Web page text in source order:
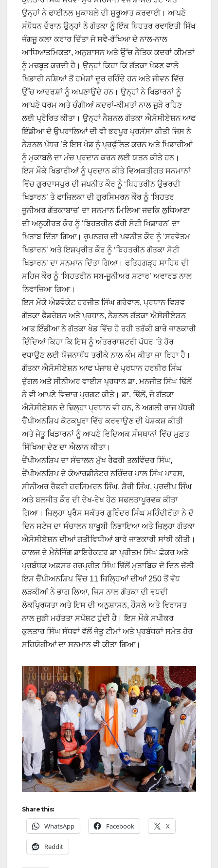
ਉਨ੍ਹਾਂ ਨੇ ਫਾਈਨਲ ਮੁਕਾਬਲੇ ਦੀ ਸ਼ੁਰੂਆਤ ਕਰਵਾਈ। ਆਪਣੇ
ਸੰਬੋਧਨ ਦੌਰਾਨ ਉਨ੍ਹਾਂ ਨੇ ਗੱਤਕਾ ਨੂੰ ਇੱਕ ਬਿਹਤਰ ਰਵਾਇਤੀ ਸਿੱਖ
ਜੰਗਜੂ ਕਲਾ ਕਰਾਰ ਦਿੱਤਾ ਜੋ ਸਵੈ-ਰੱਖਿਆ ਦੇ ਨਾਲ-ਨਾਲ
ਆਧਿਆਤਮਿਕਤਾ, ਅਨੁਸ਼ਾਸਨ ਅਤੇ ਉੱਚ ਨੈਤਿਕ ਕਦਰਾਂ ਕੀਮਤਾਂ
ਨੂੰ ਮਜ਼ਬੂਤ ਕਰਦੀ ਹੈ। ਉਨ੍ਹਾਂ ਕਿਹਾ ਕਿ ਗੱਤਕਾ ਖੇਡਣ ਵਾਲੇ
ਖਿਡਾਰੀ ਨਸ਼ਿਆਂ ਤੋਂ ਹਮੇਸ਼ਾਂ ਦੂਰ ਰਹਿੰਦੇ ਹਨ ਅਤੇ ਜੀਵਨ ਵਿੱਚ
ਉੱਚ ਆਦਰਸ਼ਾਂ ਨੂੰ ਅਪਣਾਉਂਦੇ ਹਨ। ਉਨ੍ਹਾਂ ਨੇ ਖਿਡਾਰਨਾਂ ਨੂੰ
ਆਪਣੇ ਧਰਮ ਅਤੇ ਚੰਗੀਆਂ ਕਦਰਾਂ-ਕੀਮਤਾਂ ਨਾਲ ਜੁੜੇ ਰਹਿਣ
ਲਈ ਪ੍ਰੇਰਿਤ ਕੀਤਾ। ਉਨ੍ਹਾਂ ਨੈਸ਼ਨਲ ਗੱਤਕਾ ਐਸੋਸੀਏਸ਼ਨ ਆਫ
ਇੰਡੀਆ ਦੇ ਉਪਰਾਲਿਆਂ ਦੀ ਵੀ ਭਰਪੂਰ ਪ੍ਰਸੰਸਾ ਕੀਤੀ ਜਿਸ ਨੇ
ਨੈਸ਼ਨਲ ਪੱਧਰ ’ਤੇ ਇਸ ਖੇਡ ਨੂੰ ਪ੍ਰਫੁੱਲਿਤ ਕਰਨ ਅਤੇ ਖਿਡਾਰੀਆਂ
ਨੂੰ ਮੁਕਾਬਲੇ ਦਾ ਮੰਚ ਪ੍ਰਦਾਨ ਕਰਨ ਲਈ ਯਤਨ ਕੀਤੇ ਹਨ।
ਇਸ ਮੌਕੇ ਖਿਡਾਰੀਆਂ ਨੂੰ ਪ੍ਰਦਾਨ ਕੀਤੇ ਵਿਅਕਤੀਗਤ ਸਨਮਾਨਾਂ
ਵਿੱਚ ਗੁਰਦਾਸਪੁਰ ਦੀ ਜਪਨੀਤ ਕੌਰ ਨੂੰ ‘ਬਿਹਤਰੀਨ ਉਭਰਦੀ
ਖਿਡਾਰਨ’ ਤੇ ਫਾਜ਼ਿਲਕਾ ਦੀ ਗੁਰਸਿਮਰਨ ਕੌਰ ਨੂੰ ‘ਬਿਹਤਰ
ਜੂਨੀਅਰ ਗੱਤਕਾਬਾਜ਼’ ਦਾ ਸਨਮਾਨ ਮਿਲਿਆ ਜਦਕਿ ਲੁਧਿਆਣਾ
ਦੀ ਅਨੂਕੀਰਤ ਕੌਰ ਨੂੰ ‘ਬਿਹਤਰੀਨ ਫੱਰੀ ਸੋਟੀ ਖਿਡਾਰਨ’ ਦਾ
ਖਿਤਾਬ ਦਿੱਤਾ ਗਿਆ। ਰੂਪਨਗਰ ਦੀ ਪਵਨੀਤ ਕੌਰ ਨੂੰ ‘ਸਰਵੋਤਮ
ਖਿਡਾਰਨ’ ਅਤੇ ਇਸ਼ਪ੍ਰੀਤ ਕੌਰ ਨੂੰ ‘ਬਿਹਤਰੀਨ ਗੱਤਕਾ ਸੋਟੀ
ਖਿਡਾਰਨ’ ਦਾ ਸਨਮਾਨ ਦਿੱਤਾ ਗਿਆ। ਫਤਿਹਗੜ੍ਹ ਸਾਹਿਬ ਦੀ
ਸਹਿਜ ਕੌਰ ਨੂੰ ‘ਬਿਹਤਰੀਨ ਸਬ-ਜੂਨੀਅਰ ਸਟਾਰ’ ਅਵਾਰਡ ਨਾਲ
ਨਿਵਾਜਿਆ ਗਿਆ।
ਇਸ ਮੌਕੇ ਐਡਵੋਕੇਟ ਹਰਜੀਤ ਸਿੰਘ ਗਰੇਵਾਲ, ਪ੍ਰਧਾਨ ਵਿਸ਼ਵ
ਗੱਤਕਾ ਫੈਡਰੇਸ਼ਨ ਅਤੇ ਪ੍ਰਧਾਨ, ਨੈਸ਼ਨਲ ਗੱਤਕਾ ਐਸੋਸੀਏਸ਼ਨ
ਆਫ ਇੰਡੀਆ ਨੇ ਗੱਤਕਾ ਖੇਡ ਵਿੱਚ ਹੋ ਰਹੀ ਤਰੱਕੀ ਬਾਰੇ ਜਾਣਕਾਰੀ
ਦਿੰਦਿਆਂ ਕਿਹਾ ਕਿ ਇਸ ਨੂੰ ਅੰਤਰਰਾਸ਼ਟਰੀ ਪੱਧਰ ’ਤੇ ਹੋਰ
ਵਧਾਉਣ ਲਈ ਯੋਜਨਾਬੱਧ ਤਰੀਕੇ ਨਾਲ ਕੰਮ ਕੀਤਾ ਜਾ ਰਿਹਾ ਹੈ।
ਗੱਤਕਾ ਐਸੋਸੀਏਸ਼ਨ ਆਫ ਪੰਜਾਬ ਦੇ ਪ੍ਰਧਾਨ ਹਰਬੀਰ ਸਿੰਘ
ਦੁੱਗਲ ਅਤੇ ਸੀਨੀਅਰ ਵਾਈਸ ਪ੍ਰਧਾਨ ਡਾ. ਮਨਜੀਤ ਸਿੰਘ ਢਿੱਲੋਂ
ਨੇ ਵੀ ਆਪਣੇ ਵਿਚਾਰ ਪ੍ਰਗਟ ਕੀਤੇ। ਡਾ. ਢਿੱਲੋਂ, ਜੋ ਗੱਤਕਾ
ਐਸੋਸੀਏਸ਼ਨ ਦੇ ਜ਼ਿਲ੍ਹਾ ਪ੍ਰਧਾਨ ਵੀ ਹਨ, ਨੇ ਅਗਲੀ ਰਾਜ ਪੱਧਰੀ
ਚੈਂਪੀਅਨਸ਼ਿਪ ਕੋਟਕਪੂਰਾ ਵਿੱਚ ਕਰਵਾਉਣ ਦੀ ਪੇਸ਼ਕਸ਼ ਕੀਤੀ
ਅਤੇ ਜੇਤੂ ਖਿਡਾਰਨਾਂ ਨੂੰ ਆਪਣੇ ਵਿਦਿਅਕ ਸੰਸਥਾਨਾਂ ਵਿੱਚ ਮੁਫ਼ਤ
ਸਿੱਖਿਆ ਦੇਣ ਦਾ ਐਲਾਨ ਕੀਤਾ।
ਚੈਂਪੀਅਨਸ਼ਿਪ ਦਾ ਸੰਚਾਲਨ ਮੁੱਖ ਰੈਫਰੀ ਤਲਵਿੰਦਰ ਸਿੰਘ,
ਚੈਂਪੀਅਨਸ਼ਿਪ ਦੇ ਕੋਆਰਡੀਨੇਟਰ ਨਰਿੰਦਰ ਪਾਲ ਸਿੰਘ ਪਾਰਸ,
ਸੀਨੀਅਰ ਰੈਫਰੀ ਹਰਸਿਮਰਨ ਸਿੰਘ, ਸ਼ੈਰੀ ਸਿੰਘ, ਪ੍ਰਦੀਪ ਸਿੰਘ
ਅਤੇ ਬਲਜੀਤ ਕੌਰ ਦੀ ਦੇਖ-ਰੇਖ ਹੇਠ ਸਫਲਤਾਪੂਰਵਕ ਕੀਤਾ
ਗਿਆ। ਜ਼ਿਲ੍ਹਾ ਪ੍ਰੈਸ ਸਕੱਤਰ ਗੁਰਿੰਦਰ ਸਿੰਘ ਮਹਿੰਦੀਰੱਤਾ ਨੇ ਦੋ
ਦਿਨ ਸਟੇਜ ਦਾ ਸੰਚਾਲਨ ਬਾਖੂਬੀ ਨਿਭਾਇਆ ਅਤੇ ਜ਼ਿਲ੍ਹਾ ਗੱਤਕਾ
ਐਸੋਸੀਏਸ਼ਨ ਦੀਆਂ ਗਤੀਵਿਧੀਆਂ ਬਾਰੇ ਜਾਣਕਾਰੀ ਸਾਂਝੀ ਕੀਤੀ।
ਕਾਲਜ ਦੇ ਮੈਨੇਜਿੰਗ ਡਾਇਰੈਕਟਰ ਡਾ ਪ੍ਰੀਤਮ ਸਿੰਘ ਛੋਕਰ ਅਤੇ
ਪ੍ਰਬੰਧਕ ਅਫ਼ਸਰ ਹਰਪ੍ਰੀਤ ਸਿੰਘ ਢਿੱਲੋਂ ਮੁਤਾਬਿਕ ਦੋ ਦਿਨ ਚੱਲੀ
ਇਸ ਚੈਂਪੀਅਨਸ਼ਿਪ ਵਿੱਚ 11 ਜ਼ਿਲ੍ਹਿਆਂ ਦੀਆਂ 250 ਤੋਂ ਵੱਧ
ਲੜਕੀਆਂ ਨੇ ਭਾਗ ਲਿਆ, ਜਿਸ ਨਾਲ ਗੱਤਕਾ ਦੀ ਵਧਦੀ
ਲੋਕਪ੍ਰਿਯਤਾ ਅਤੇ ਇਸ ਦੀ ਅਨੁਸ਼ਾਸਨ, ਹੌਸਲੇ ਅਤੇ ਵਿਰਾਸਤ
ਨਾਲ ਜੁੜੀ ਮਹੱਤਤਾ ਸਪੱਸ਼ਟ ਹੁੰਦੀ ਹੈ। ਇਸ ਮੌਕੇ ਸਪੀਕਰ
ਕੁਲਤਾਰ ਸਿੰਘ ਸੰਧਵਾਂ ਵੱਲੋਂ ਜੇਤੂ ਟੀਮਾਂ ਅਤੇ ਪ੍ਰਬੰਧਕਾਂ ਸਮੇਤ ਹੋਰ
ਸਹਿਯੋਗੀਆਂ ਦਾ ਸਨਮਾਨ ਵੀ ਕੀਤਾ ਗਿਆ।
Share this:
WhatsApp Facebook X
Reddit